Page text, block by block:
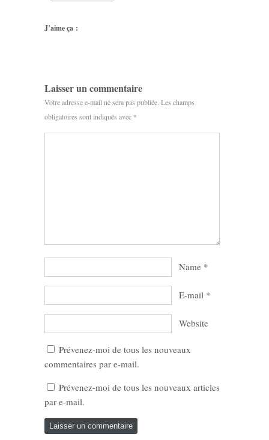
J’aime ça :
Laisser un commentaire
Votre adresse e-mail ne sera pas publiée. Les champs
obligatoires sont indiqués avec *
Name *
E-mail *
Website
Prévenez-moi de tous les nouveaux
commentaires par e-mail.
Prévenez-moi de tous les nouveaux articles
par e-mail.